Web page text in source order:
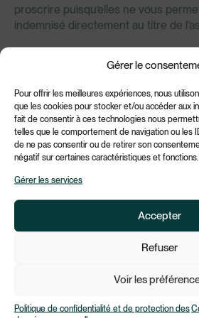
Gérer le
Pour offrir les meilleures expériences, nous
que les cookies pour stocker et/ou accéder aux
fait de consentir à ces technologies nous
telles que le comportement de navigation ou les
de ne pas consentir ou de retirer son
négatif sur certaines caractéristiques et fonctions.
Gérer les services
Accepter
Refuser
Voir les
Politique de confidentialité et de protection des
proscrire puisqu’elles ne vous
indemnisé directement au titre de
Mon employeur
à
rupture ?
La posture de votre employeur sera
déterminante dans votre choix car si
d’un commun accord à votre contrat
êtes en CDI, vous pourrez ainsi
l’employeur et au salarié de
Attention, la date est choisie mais
s’imposent (délai de rétractation et